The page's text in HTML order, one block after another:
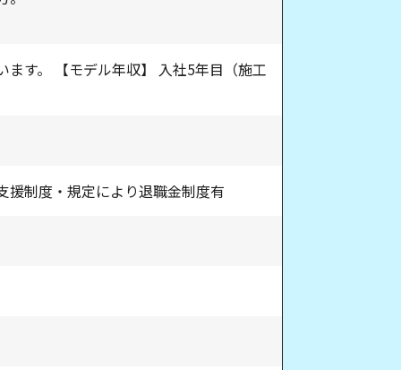
す。 【モデル年収】 入社5年目（施工
援制度・規定により退職金制度有